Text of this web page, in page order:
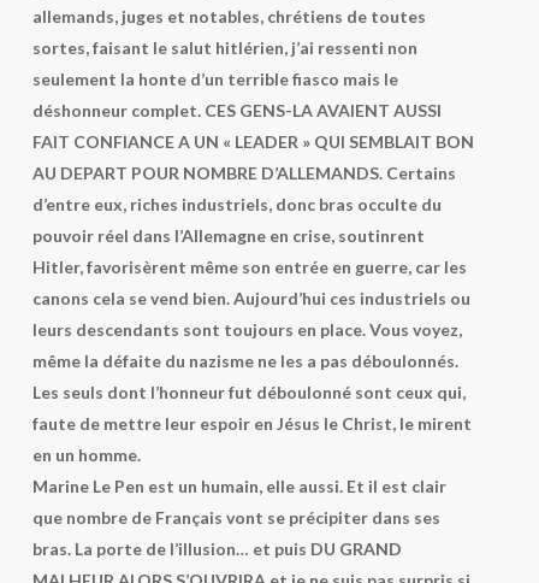
allemands, juges et notables, chrétiens de toutes
sortes, faisant le salut hitlérien, j’ai ressenti non
seulement la honte d’un terrible fiasco mais le
déshonneur complet. CES GENS-LA AVAIENT AUSSI
FAIT CONFIANCE A UN « LEADER » QUI SEMBLAIT BON
AU DEPART POUR NOMBRE D’ALLEMANDS. Certains
d’entre eux, riches industriels, donc bras occulte du
pouvoir réel dans l’Allemagne en crise, soutinrent
Hitler, favorisèrent même son entrée en guerre, car les
canons cela se vend bien. Aujourd’hui ces industriels ou
leurs descendants sont toujours en place. Vous voyez,
même la défaite du nazisme ne les a pas déboulonnés.
Les seuls dont l’honneur fut déboulonné sont ceux qui,
faute de mettre leur espoir en Jésus le Christ, le mirent
en un homme.
Marine Le Pen est un humain, elle aussi. Et il est clair
que nombre de Français vont se précipiter dans ses
bras. La porte de l’illusion… et puis DU GRAND